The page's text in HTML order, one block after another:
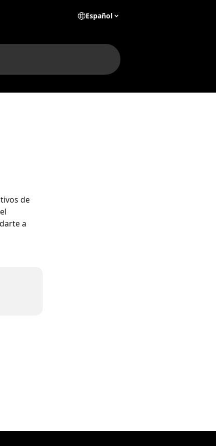
Español
de
a